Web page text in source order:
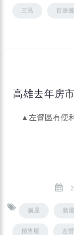
三民 百達
高雄去年房
▲左營區有便
購屋 新屋
預售屋 左營